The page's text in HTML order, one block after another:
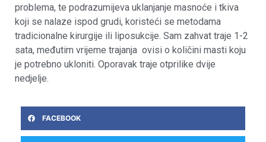
problema, te podrazumijeva uklanjanje masnoće i tkiva
koji se nalaze ispod grudi, koristeći se metodama
tradicionalne kirurgije ili liposukcije. Sam zahvat traje 1-2
sata, međutim vrijeme trajanja ovisi o količini masti koju
je potrebno ukloniti. Oporavak traje otprilike dvije
nedjelje.
FACEBOOK